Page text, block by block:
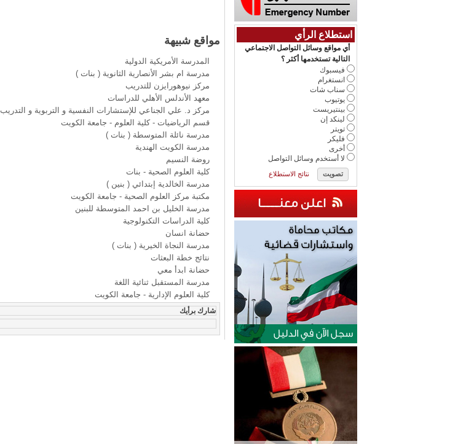
استطلاع الرأي
أي مواقع وسائل التواصل الاجتماعي
التالية تستخدمها أكثر ؟
فيسبوك
انستغرام
سناب شات
يوتيوب
بينتيريست
لينكد إن
تويتر
فليكر
أخرى
لا أستخدم وسائل التواصل
نتائج الاستطلاع
مواقع شبيهة
المدرسة الأمريكية الدولية
مدرسة ام بشر الأنصارية الثانوية ( بنات )
مركز نيوهورايزن للتدريب
معهد الأندلس الأهلي للدراسات
مركز د. علي الجناعي للإستشارات النفسية و التربوية و التدريب
قسم الرياضيات - كلية العلوم - جامعة الكويت
مدرسة نائلة المتوسطة ( بنات )
مدرسة الكويت الهندية
روضة النسيم
كلية العلوم الصحية - بنات
مدرسة الخالدية إبتدائي ( بنين )
مكتبة مركز العلوم الصحية - جامعة الكويت
مدرسة الخليل بن احمد المتوسطة للبنين
كلية الدراسات التكنولوجية
حضانة انسان
مدرسة النجاة الخيرية ( بنات )
نتائج خطة البعثات
حضانة ابدأ معي
مدرسة المستقبل ثنائية اللغة
كلية العلوم الإدارية - جامعة الكويت
شارك برأيك